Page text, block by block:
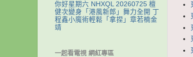
你好星期六 NHXQL 20260725 檀
健次變身「港風新郎」舞力全開 丁
程鑫小魔術輕鬆「拿捏」章若楠金
靖
一起看電視 網紅專區